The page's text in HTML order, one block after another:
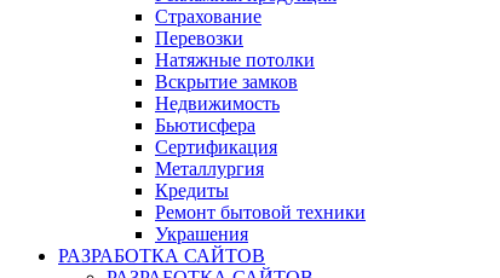
Страхование
Перевозки
Натяжные потолки
Вскрытие замков
Недвижимость
Бьютисфера
Сертификация
Металлургия
Кредиты
Ремонт бытовой техники
Украшения
РАЗРАБОТКА САЙТОВ